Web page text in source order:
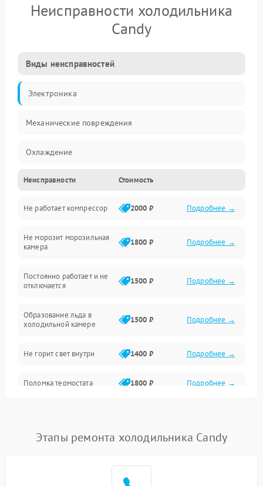
Неисправности холодильника
Candy
Виды неисправностей
Электроника
Механические повреждения
Охлаждение
Механика
Электропитание
Дренаж
Неисправности Стоимость
Не работает компрессор 2000 ₽ Подробнее →
Не морозит морозильная
камера
1800 ₽ Подробнее →
Постоянно работает и не
отключается
1500 ₽ Подробнее →
Образование льда в
холодильной камере
1500 ₽ Подробнее →
Не горит свет внутри 1400 ₽ Подробнее →
Поломка термостата 1800 ₽ Подробнее →
Поломка системы No Frost 2600 ₽ Подробнее →
Этапы ремонта холодильника Candy